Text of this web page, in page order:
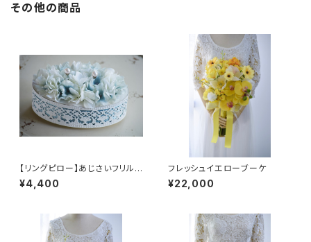
その他の商品
【リングピロー】あじさいフリル
のリングピロー
¥4,400
フレッシュイエローブーケ
¥22,000